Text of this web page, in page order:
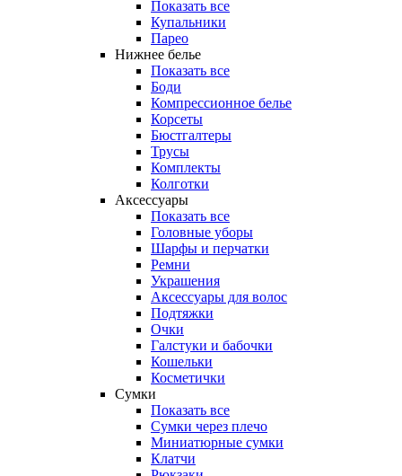
Показать все
Купальники
Парео
Нижнее белье
Показать все
Боди
Компрессионное белье
Корсеты
Бюстгалтеры
Трусы
Комплекты
Колготки
Аксессуары
Показать все
Головные уборы
Шарфы и перчатки
Ремни
Украшения
Аксессуары для волос
Подтяжки
Очки
Галстуки и бабочки
Кошельки
Косметички
Сумки
Показать все
Сумки через плечо
Миниатюрные cумки
Клатчи